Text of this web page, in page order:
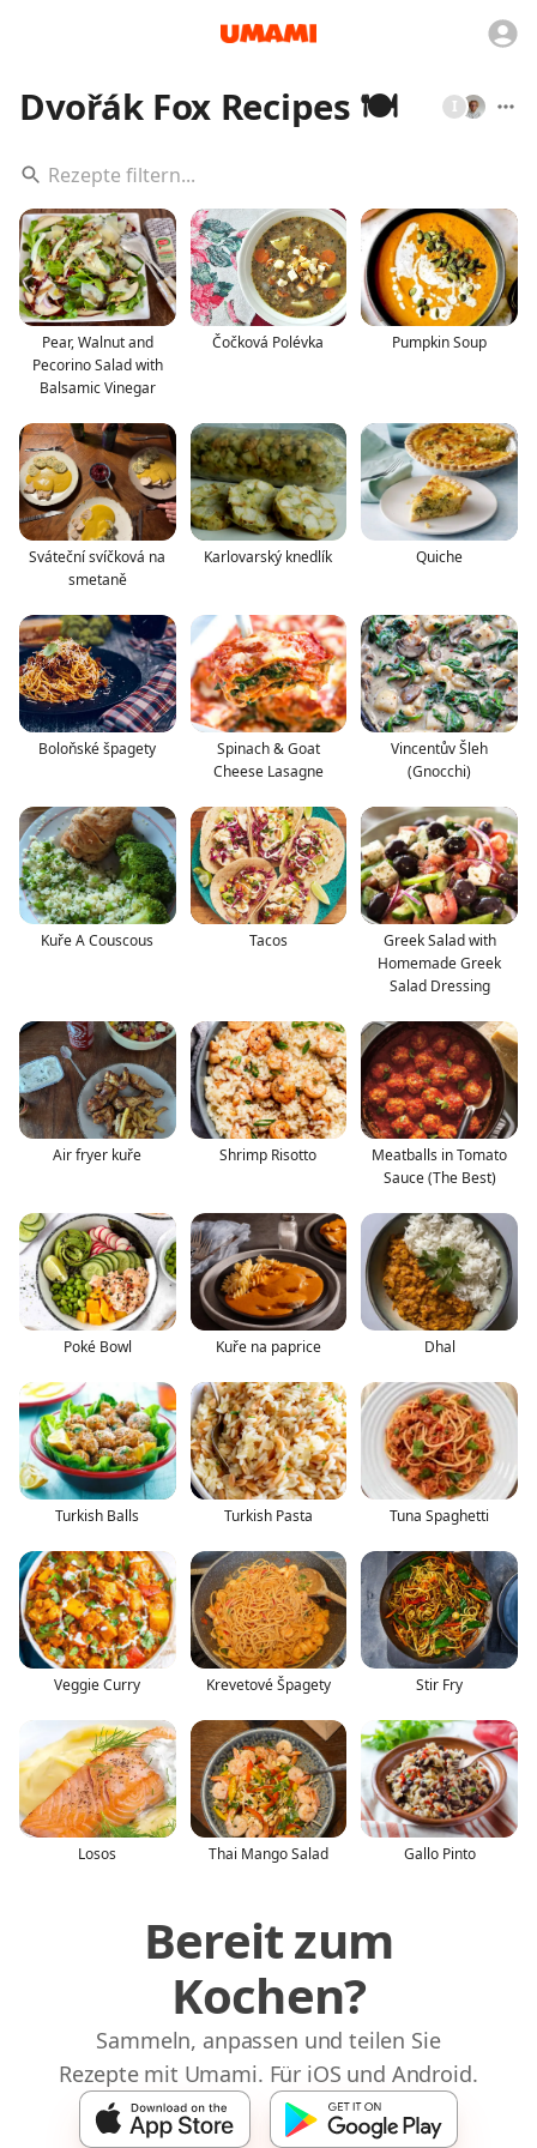
Dvořák Fox Recipes 🍽️ I
Pear, Walnut and
Pecorino Salad with
Balsamic Vinegar
Čočková Polévka Pumpkin Soup
Sváteční svíčková na
smetaně
Karlovarský knedlík Quiche
Boloňské špagety
Spinach & Goat
Cheese Lasagne
Vincentův Šleh
(Gnocchi)
Kuře A Couscous Tacos
Greek Salad with
Homemade Greek
Salad Dressing
Air fryer kuře Shrimp Risotto
Meatballs in Tomato
Sauce (The Best)
Poké Bowl Kuře na paprice Dhal
Turkish Balls Turkish Pasta Tuna Spaghetti
Veggie Curry Krevetové Špagety Stir Fry
Losos Thai Mango Salad Gallo Pinto
Bereit zum
Kochen?
Sammeln, anpassen und teilen Sie
Rezepte mit Umami. Für iOS und Android.